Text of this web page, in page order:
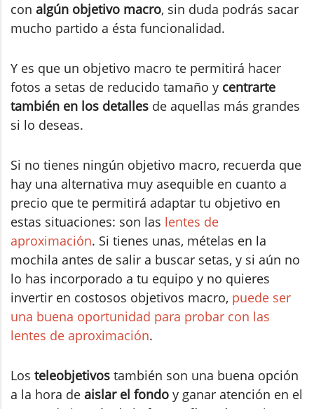
con algún objetivo macro, sin duda podrás sacar
mucho partido a ésta funcionalidad.
Y es que un objetivo macro te permitirá hacer
fotos a setas de reducido tamaño y centrarte
también en los detalles de aquellas más grandes
si lo deseas.
Si no tienes ningún objetivo macro, recuerda que
hay una alternativa muy asequible en cuanto a
precio que te permitirá adaptar tu objetivo en
estas situaciones: son las lentes de
aproximación. Si tienes unas, mételas en la
mochila antes de salir a buscar setas, y si aún no
lo has incorporado a tu equipo y no quieres
invertir en costosos objetivos macro, puede ser
una buena oportunidad para probar con las
lentes de aproximación.
Los teleobjetivos también son una buena opción
a la hora de aislar el fondo y ganar atención en el